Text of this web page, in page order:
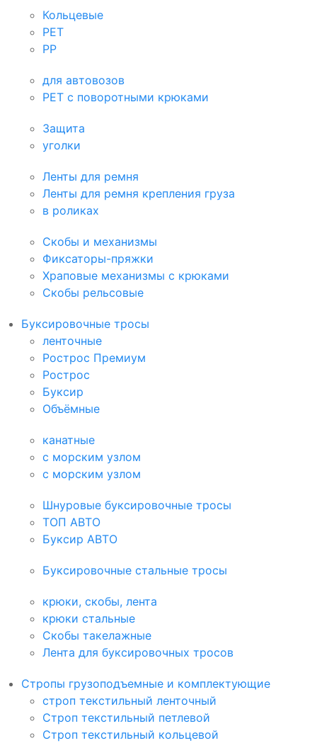
Кольцевые
PET
PP
для автовозов
PET с поворотными крюками
Защита
уголки
Ленты для ремня
Ленты для ремня крепления груза
в роликах
Скобы и механизмы
Фиксаторы-пряжки
Храповые механизмы с крюками
Скобы рельсовые
Буксировочные тросы
ленточные
Рострос Премиум
Рострос
Буксир
Объёмные
канатные
с морским узлом
с морским узлом
Шнуровые буксировочные тросы
ТОП АВТО
Буксир АВТО
Буксировочные стальные тросы
крюки, скобы, лента
крюки стальные
Скобы такелажные
Лента для буксировочных тросов
Стропы грузоподъемные и комплектующие
строп текстильный ленточный
Строп текстильный петлевой
Строп текстильный кольцевой